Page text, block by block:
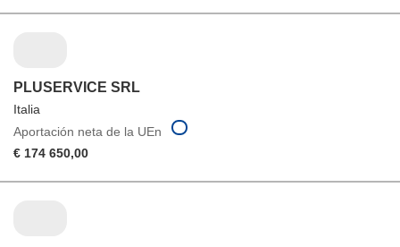
PLUSERVICE SRL
Italia
Aportación neta de la UEn
€ 174 650,00